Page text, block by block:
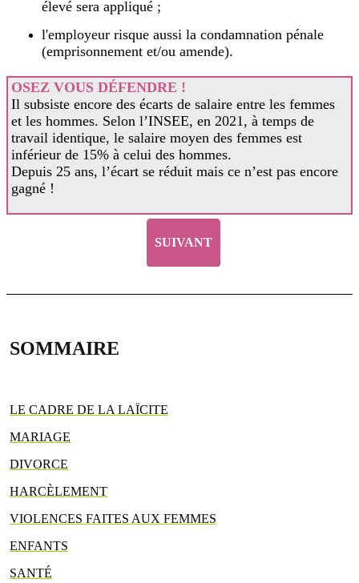
élevé sera appliqué ;
l'employeur risque aussi la condamnation pénale
(emprisonnement et/ou amende).
OSEZ VOUS DÉFENDRE !
Il subsiste encore des écarts de salaire entre les femmes
et les hommes. Selon l’INSEE, en 2021, à temps de
travail identique, le salaire moyen des femmes est
inférieur de 15% à celui des hommes.
Depuis 25 ans, l’écart se réduit mais ce n’est pas encore
gagné !
SUIVANT
SOMMAIRE
LE CADRE DE LA LAÏCITE
MARIAGE
DIVORCE
HARCÈLEMENT
VIOLENCES FAITES AUX FEMMES
ENFANTS
SANTÉ